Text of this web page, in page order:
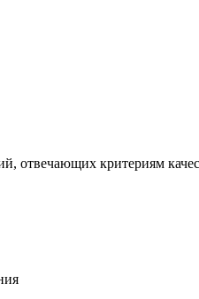
отвечающих критериям